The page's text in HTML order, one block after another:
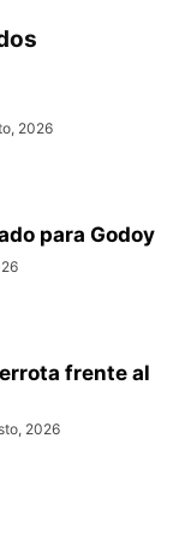
2026
para Godoy
frente al
2026